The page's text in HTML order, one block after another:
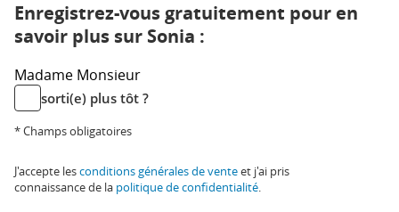
Enregistrez-vous gratuitement pour en
savoir plus sur Sonia :
Madame Monsieur
sorti(e) plus tôt ?
* Champs obligatoires
J'accepte lesconditions générales de venteet j'ai pris
connaissance de la politique de confidentialité.